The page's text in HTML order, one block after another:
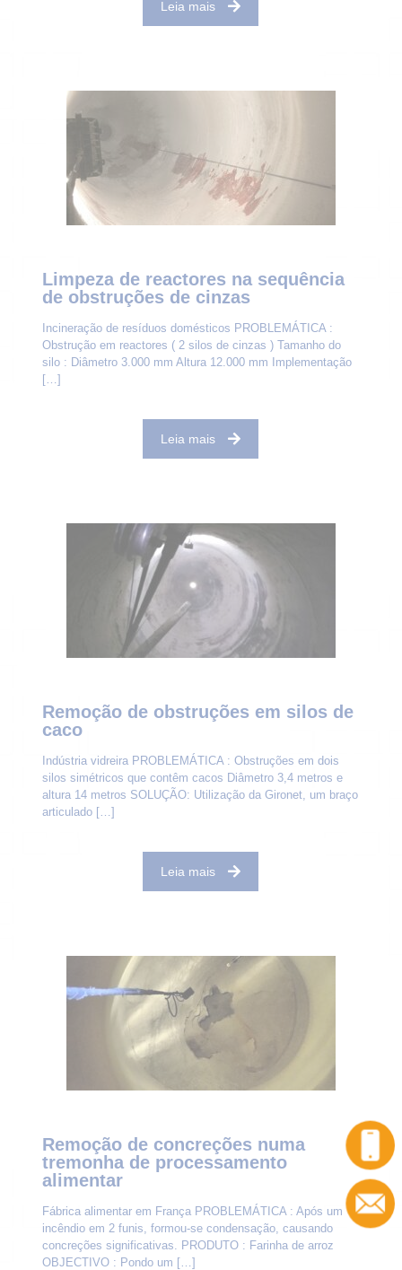
Leia mais
Limpeza de reactores na sequência
de obstruções de cinzas
Incineração de resíduos domésticos PROBLEMÁTICA :
Obstrução em reactores ( 2 silos de cinzas ) Tamanho do
silo : Diâmetro 3.000 mm Altura 12.000 mm Implementação
[…]
Leia mais
Remoção de obstruções em silos de
caco
Indústria vidreira PROBLEMÁTICA : Obstruções em dois
silos simétricos que contêm cacos Diâmetro 3,4 metros e
altura 14 metros SOLUÇÃO: Utilização da Gironet, um braço
articulado[…]
Leia mais
Remoção de concreções numa
tremonha de processamento
alimentar
Fábrica alimentar em França PROBLEMÁTICA : Após um
incêndio em 2 funis, formou-se condensação, causando
concreções significativas. PRODUTO : Farinha de arroz
OBJECTIVO : Pondo um […]